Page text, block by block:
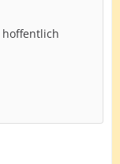
hoffentlich